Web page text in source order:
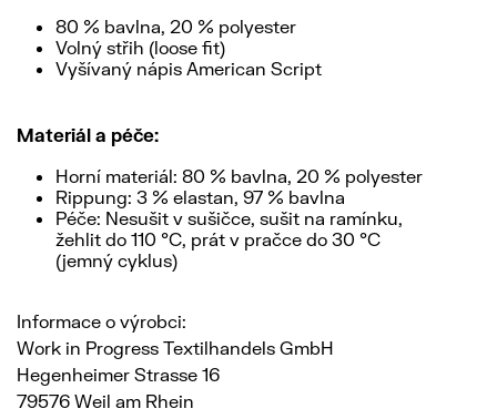
80 % bavlna, 20 % polyester
Volný střih (loose fit)
Vyšívaný nápis American Script
Materiál a péče:
Horní materiál: 80 % bavlna, 20 % polyester
Rippung: 3 % elastan, 97 % bavlna
Péče: Nesušit v sušičce, sušit na ramínku,
žehlit do 110 °C, prát v pračce do 30 °C
(jemný cyklus)
Informace o výrobci:
Work in Progress Textilhandels GmbH
Hegenheimer Strasse 16
79576 Weil am Rhein